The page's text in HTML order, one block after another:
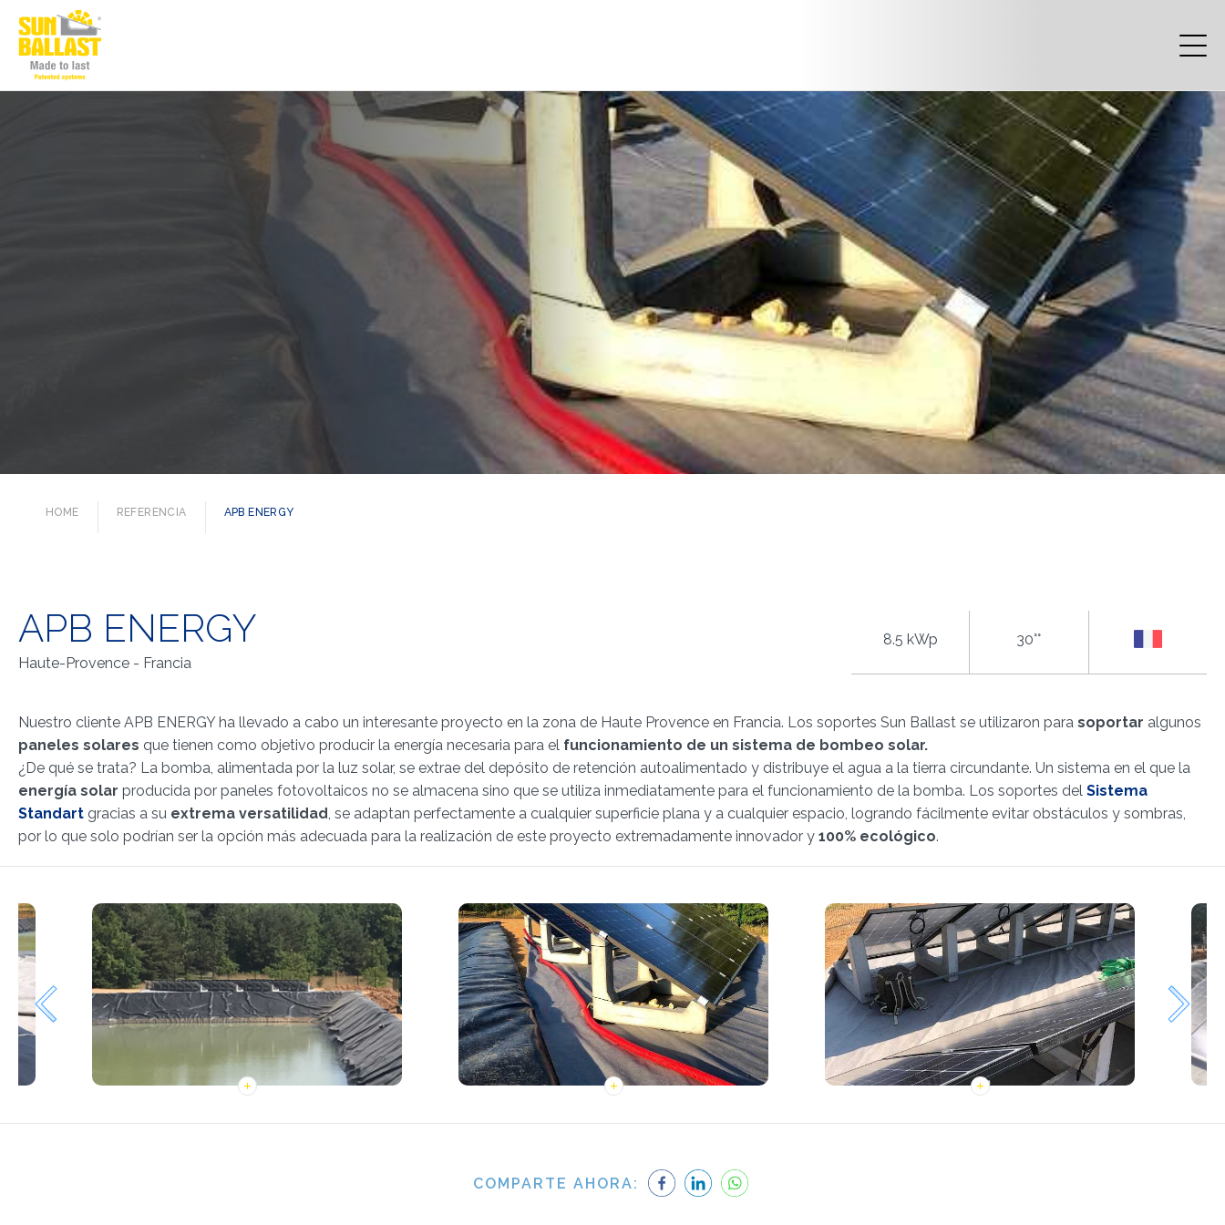
HOME REFERENCIA APB ENERGY
APB ENERGY
Haute-Provence - Francia
8.5 kWp 30°°
Nuestro cliente APB ENERGY ha llevado a cabo un interesante proyecto en la zona de Haute Provence en Francia. Los soportes Sun Ballast se utilizaron para soportar algunos
paneles solares que tienen como objetivo producir la energía necesaria para el funcionamiento de un sistema de bombeo solar.
¿De qué se trata? La bomba, alimentada por la luz solar, se extrae del depósito de retención autoalimentado y distribuye el agua a la tierra circundante. Un sistema en el que la
energía solar producida por paneles fotovoltaicos no se almacena sino que se utiliza inmediatamente para el funcionamiento de la bomba. Los soportes del Sistema
Standart gracias a su extrema versatilidad, se adaptan perfectamente a cualquier superficie plana y a cualquier espacio, logrando fácilmente evitar obstáculos y sombras,
por lo que solo podrían ser la opción más adecuada para la realización de este proyecto extremadamente innovador y 100% ecológico.
COMPARTE AHORA: